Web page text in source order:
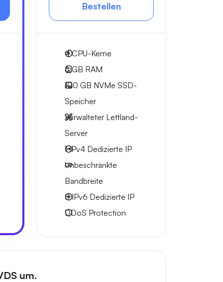
Bestellen
4CPU-Kerne
6 GB RAM
100 GB NVMe SSD-
Speicher
Verwalteter Lettland-
Server
1 IPv4 Dedizierte IP
Unbeschränkte
Bandbreite
8 IPv6 Dedizierte IP
DDoS Protection
um.